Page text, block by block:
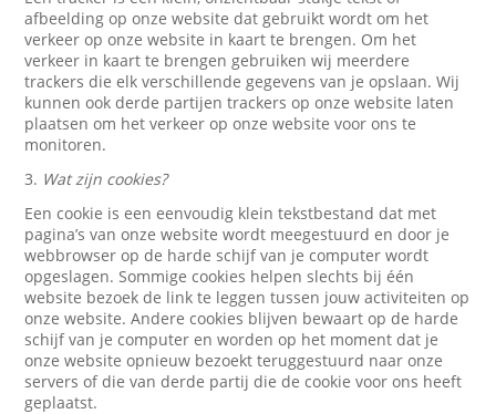
afbeelding op onze website dat gebruikt wordt om het
verkeer op onze website in kaart te brengen. Om het
verkeer in kaart te brengen gebruiken wij meerdere
trackers die elk verschillende gegevens van je opslaan. Wij
kunnen ook derde partijen trackers op onze website laten
plaatsen om het verkeer op onze website voor ons te
monitoren.
3. Wat zijn cookies?
Een cookie is een eenvoudig klein tekstbestand dat met
pagina’s van onze website wordt meegestuurd en door je
webbrowser op de harde schijf van je computer wordt
opgeslagen. Sommige cookies helpen slechts bij één
website bezoek de link te leggen tussen jouw activiteiten op
onze website. Andere cookies blijven bewaart op de harde
schijf van je computer en worden op het moment dat je
onze website opnieuw bezoekt teruggestuurd naar onze
servers of die van derde partij die de cookie voor ons heeft
geplaatst.